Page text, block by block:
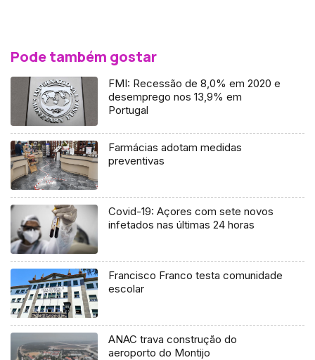
Pode também gostar
FMI: Recessão de 8,0% em 2020 e
desemprego nos 13,9% em
Portugal
Farmácias adotam medidas
preventivas
Covid-19: Açores com sete novos
infetados nas últimas 24 horas
Francisco Franco testa comunidade
escolar
ANAC trava construção do
aeroporto do Montijo